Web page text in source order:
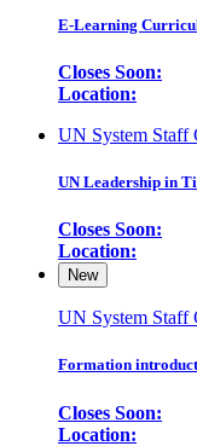
E-Learning
Closes Soon:
Location:
UN System Staff
UN Leadership in
Closes Soon:
Location:
New
UN System Staff
Formation
Closes Soon:
Location: